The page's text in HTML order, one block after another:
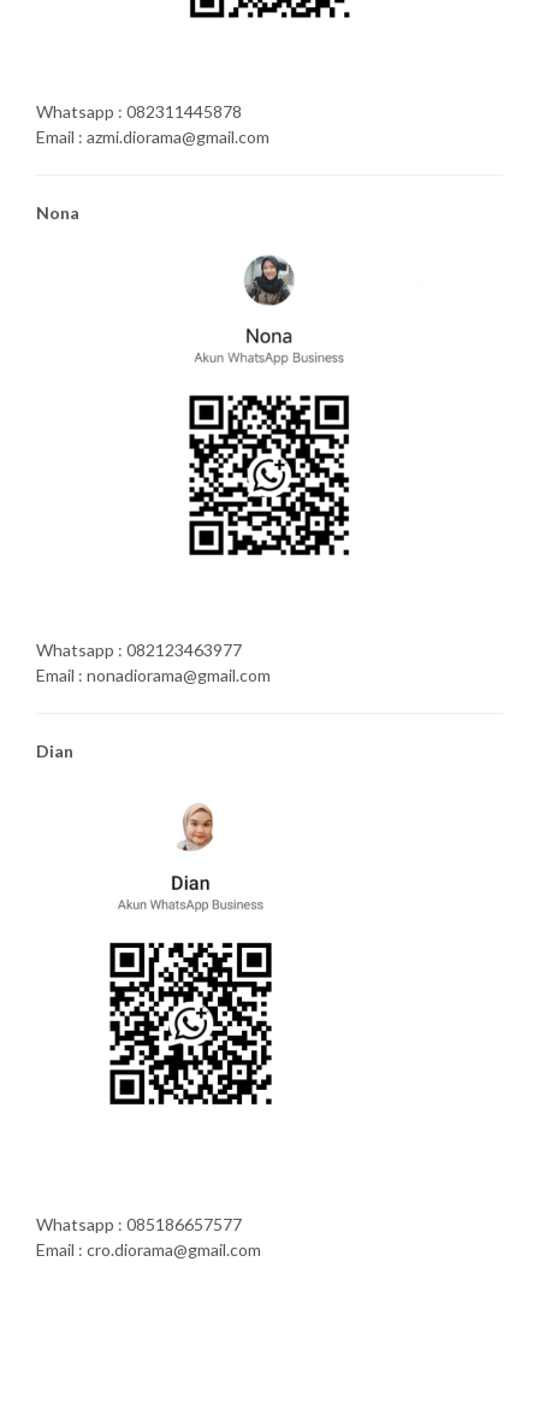
Whatsapp : 082311445878
Email : azmi.diorama@gmail.com
Nona
Whatsapp : 082123463977
Email : nonadiorama@gmail.com
Dian
Whatsapp : 085186657577
Email : cro.diorama@gmail.com